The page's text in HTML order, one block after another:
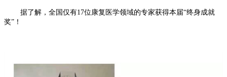
据了解，全国仅有17位康复医学领域的专家获得本届“终身成就
奖”！